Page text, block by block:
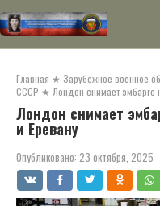
контенту
Главная ★ Зарубежное военное
СССР ★ Лондон снимает эмбарго
Лондон снимает
и Еревану
Опубликовано: 23 октября, 2025